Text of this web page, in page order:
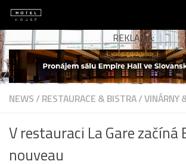
Skip to content
REKLAMA:
NEWS/RESTAURACE & BISTRA/VINÁRNY
V restauraci La Gare začíná
nouveau